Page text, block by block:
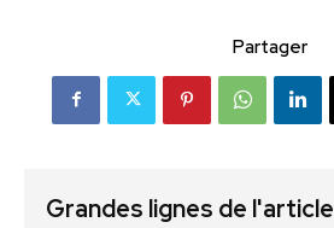
Partager
Grandes lignes de l'article